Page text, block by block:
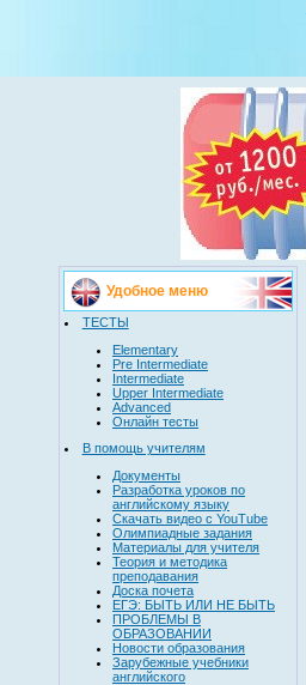
Удобное меню
ТЕСТЫ
Elementary
Pre Intermediate
Intermediate
Upper Intermediate
Advanced
Онлайн тесты
В помощь учителям
Документы
Разработка уроков по
английскому языку
Скачать видео с YouTube
Олимпиадные задания
Материалы для учителя
Теория и методика
преподавания
Доска почета
ЕГЭ: БЫТЬ ИЛИ НЕ БЫТЬ
ПРОБЛЕМЫ В
ОБРАЗОВАНИИ
Новости образования
Зарубежные учебники
английского